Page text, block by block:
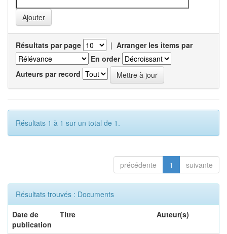
Résultats par page | Arranger les items par
En order
Auteurs par record
Résultats 1 à 1 sur un total de 1.
précédente 1 suivante
Résultats trouvés : Documents
Date de
publication
Titre Auteur(s)